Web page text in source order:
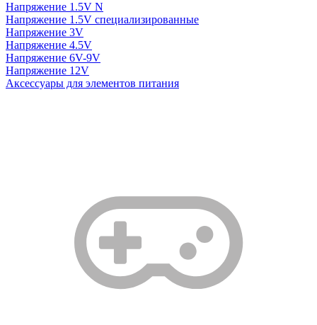
Напряжение 1.5V N
Напряжение 1.5V специализированные
Напряжение 3V
Напряжение 4.5V
Напряжение 6V-9V
Напряжение 12V
Аксессуары для элементов питания